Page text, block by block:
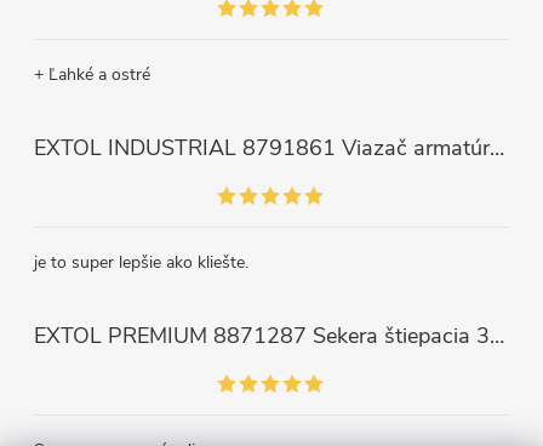
+ Ľahké a ostré
EXTOL INDUSTRIAL 8791861 Viazač armatúr aku Share20V, bez aku, drôt 0,8mm, oko 8-34mm, bezuhlíkový motor
je to super lepšie ako kliešte.
EXTOL PREMIUM 8871287 Sekera štiepacia 3500g, nylónová násada 910mm